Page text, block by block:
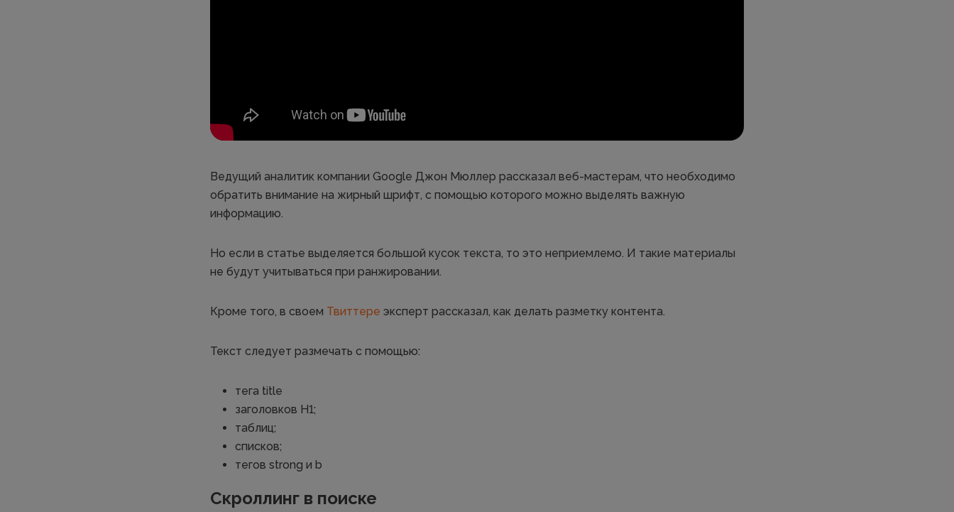
Ведущий аналитик компании Google Джон Мюллер рассказал веб-мастерам, что необходимо
обратить внимание на жирный шрифт, с помощью которого можно выделять важную
информацию.
Но если в статье выделяется большой кусок текста, то это неприемлемо. И такие материалы
не будут учитываться при ранжировании.
Кроме того, в своем Твиттере эксперт рассказал, как делать разметку контента.
Текст следует размечать с помощью:
тега title
заголовков Н1;
таблиц;
списков;
тегов strong и b
Скроллинг в поиске